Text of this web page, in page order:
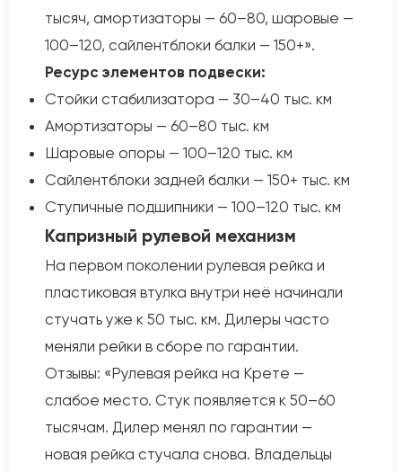
тысяч, амортизаторы — 60–80, шаровые —
100–120, сайлентблоки балки — 150+».
Ресурс элементов подвески:
Стойки стабилизатора — 30–40 тыс. км
Амортизаторы — 60–80 тыс. км
Шаровые опоры — 100–120 тыс. км
Сайлентблоки задней балки — 150+ тыс. км
Ступичные подшипники — 100–120 тыс. км
Капризный рулевой механизм
На первом поколении рулевая рейка и
пластиковая втулка внутри неё начинали
стучать уже к 50 тыс. км. Дилеры часто
меняли рейки в сборе по гарантии.
Отзывы: «Рулевая рейка на Крете —
слабое место. Стук появляется к 50–60
тысячам. Дилер менял по гарантии —
новая рейка стучала снова. Владельцы